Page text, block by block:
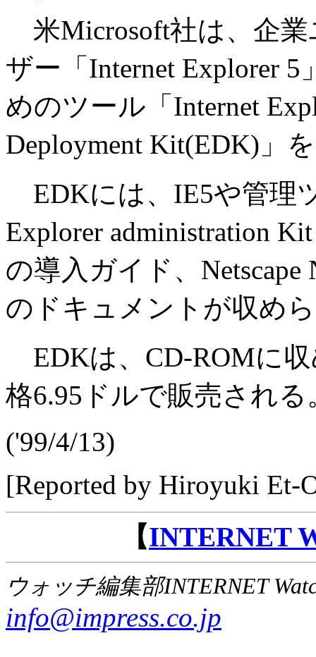
米Microsoft社は、企
ザー「Internet Explorer
めのツール「Internet
Deployment Kit(EDK)」
EDKには、IE5や管理
Explorer administration
の導入ガイド、
のドキュメントが収め
EDKは、CD-ROMに
格6.95ドルで販売される
('99/4/13)
[Reported by Hiroyuki Et-
【INTERNET
ウォッチ編集部INTERNET
info@impress.co.jp